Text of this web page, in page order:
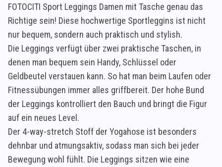
FOTOCITI Sport Leggings Damen mit Tasche genau das
Richtige sein! Diese hochwertige Sportleggins ist nicht
nur bequem, sondern auch praktisch und stylish.
Die Leggings verfügt über zwei praktische Taschen, in
denen man bequem sein Handy, Schlüssel oder
Geldbeutel verstauen kann. So hat man beim Laufen oder
Fitnessübungen immer alles griffbereit. Der hohe Bund
der Leggings kontrolliert den Bauch und bringt die Figur
auf ein neues Level.
Der 4-way-stretch Stoff der Yogahose ist besonders
dehnbar und atmungsaktiv, sodass man sich bei jeder
Bewegung wohl fühlt. Die Leggings sitzen wie eine